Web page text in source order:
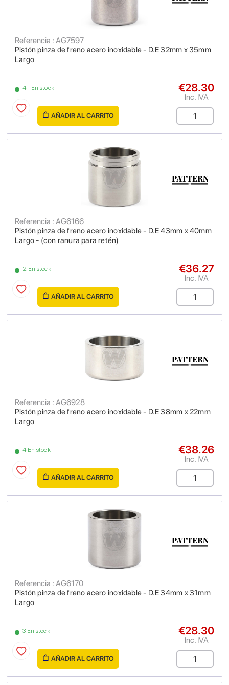
Pistón pinza de freno acero inoxidable - D.E 32mm x 35mm
Largo
Referencia : AG7597
4+ En stock €28.30
Inc. IVA
AÑADIR AL CARRITO
Pistón pinza de freno acero inoxidable - D.E 43mm x 40mm
Largo - (con ranura para retén)
Referencia : AG6166
2 En stock €36.27
Inc. IVA
AÑADIR AL CARRITO
Pistón pinza de freno acero inoxidable - D.E 38mm x 22mm
Largo
Referencia : AG6928
4 En stock €38.26
Inc. IVA
AÑADIR AL CARRITO
Pistón pinza de freno acero inoxidable - D.E 34mm x 31mm
Largo
Referencia : AG6170
3 En stock €28.30
Inc. IVA
AÑADIR AL CARRITO